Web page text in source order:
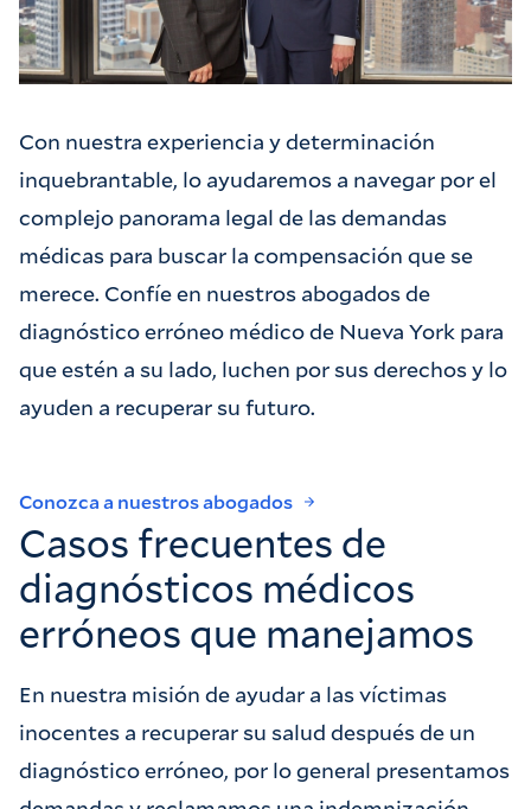
Con nuestra experiencia y determinación
inquebrantable, lo ayudaremos a navegar por el
complejo panorama legal de las demandas
médicas para buscar la compensación que se
merece. Confíe en nuestros abogados de
diagnóstico erróneo médico de Nueva York para
que estén a su lado, luchen por sus derechos y lo
ayuden a recuperar su futuro.
Conozca a nuestros abogados
Casos frecuentes de
diagnósticos médicos
erróneos que manejamos
En nuestra misión de ayudar a las víctimas
inocentes a recuperar su salud después de un
diagnóstico erróneo, por lo general presentamos